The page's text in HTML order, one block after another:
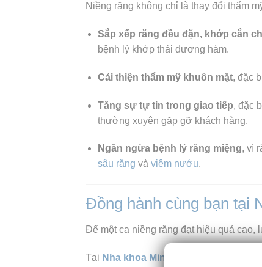
Niềng răng không chỉ là thay đổi thẩm
Sắp xếp răng đều đặn, khớp cắn
bệnh lý khớp thái dương hàm.
Cải thiện thẩm mỹ khuôn mặt, đặc
Tăng sự tự tin trong giao tiếp, đặc
thường xuyên gặp gỡ khách hàng.
Ngăn ngừa bệnh lý răng miệng, vì
sâu răng vàviêm nướu.
Đồng hành cùng bạn tại
Để một ca niềng răng đạt hiệu quả cao,
Tại Nha khoa Minh Châu